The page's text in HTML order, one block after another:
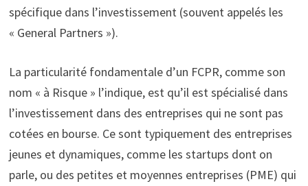
spécifique dans l’investissement (souvent appelés les
« General Partners »).
La particularité fondamentale d’un FCPR, comme son
nom « à Risque » l’indique, est qu’il est spécialisé dans
l’investissement dans des entreprises qui ne sont pas
cotées en bourse. Ce sont typiquement des entreprises
jeunes et dynamiques, comme les startups dont on
parle, ou des petites et moyennes entreprises (PME) qui